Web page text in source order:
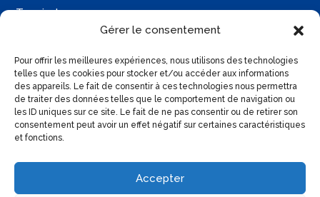
Gérer le consentement
Pour offrir les meilleures expériences, nous utilisons des technologies
telles que les cookies pour stocker et/ou accéder aux informations
des appareils. Le fait de consentir à ces technologies nous permettra
de traiter des données telles que le comportement de navigation ou
les ID uniques sur ce site. Le fait de ne pas consentir ou de retirer son
consentement peut avoir un effet négatif sur certaines caractéristiques
et fonctions.
Accepter
Terminale
Contactez-moi
Retrouvez moi sur :